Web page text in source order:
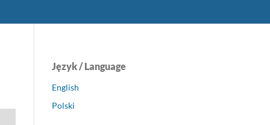
Język / Language
English
Polski